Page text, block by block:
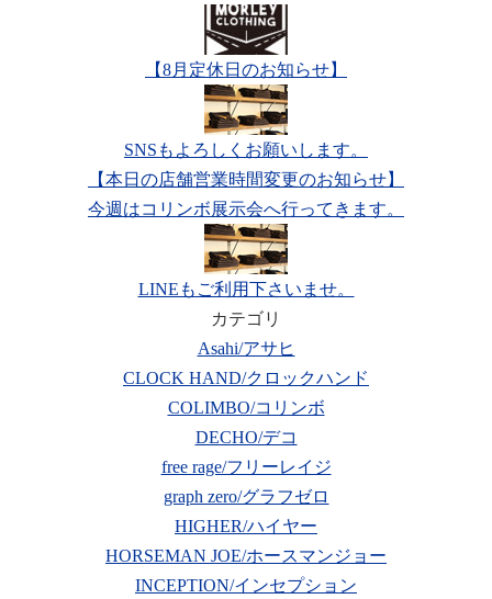
【8月定休日のお知らせ】
SNSもよろしくお願いします。
【本日の店舗営業時間変更のお知らせ】
今週はコリンボ展示会へ行ってきます。
LINEもご利用下さいませ。
カテゴリ
Asahi/アサヒ
CLOCK HAND/クロックハンド
COLIMBO/コリンボ
DECHO/デコ
free rage/フリーレイジ
graph zero/グラフゼロ
HIGHER/ハイヤー
HORSEMAN JOE/ホースマンジョー
INCEPTION/インセプション